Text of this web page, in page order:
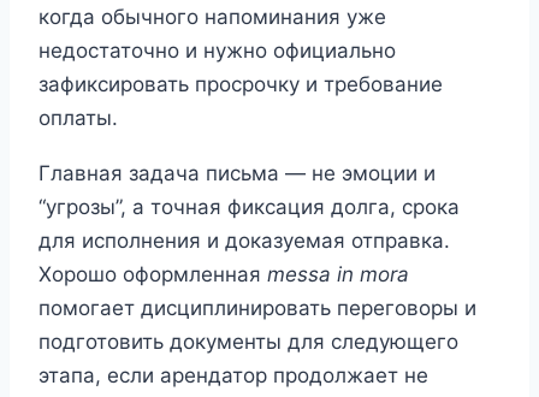
когда обычного напоминания уже
недостаточно и нужно официально
зафиксировать просрочку и требование
оплаты.
Главная задача письма — не эмоции и
“угрозы”, а точная фиксация долга, срока
для исполнения и доказуемая отправка.
Хорошо оформленная messa in mora
помогает дисциплинировать переговоры и
подготовить документы для следующего
этапа, если арендатор продолжает не